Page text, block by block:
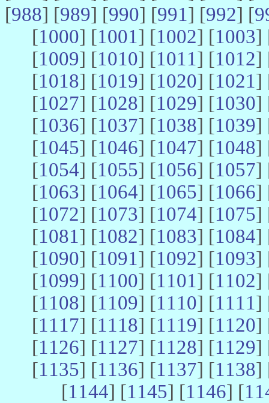
[988] [989] [990] [991] [992] [
[1000] [1001] [1002] [1003]
[1009] [1010] [1011] [1012]
[1018] [1019] [1020] [1021]
[1027] [1028] [1029] [1030]
[1036] [1037] [1038] [1039]
[1045] [1046] [1047] [1048]
[1054] [1055] [1056] [1057]
[1063] [1064] [1065] [1066]
[1072] [1073] [1074] [1075]
[1081] [1082] [1083] [1084]
[1090] [1091] [1092] [1093]
[1099] [1100] [1101] [1102]
[1108] [1109] [1110] [1111]
[1117] [1118] [1119] [1120]
[1126] [1127] [1128] [1129]
[1135] [1136] [1137] [1138]
[1144] [1145] [1146] [